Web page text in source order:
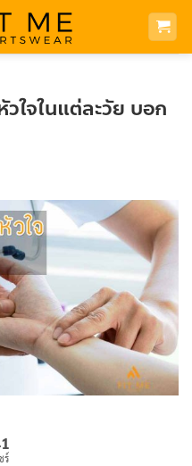
ใจในแต่ละวัย บอก
ร์